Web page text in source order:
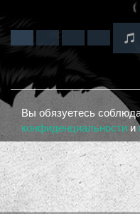
Вы обязуетесь
конфиденциальности и